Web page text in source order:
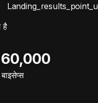
है
60,000